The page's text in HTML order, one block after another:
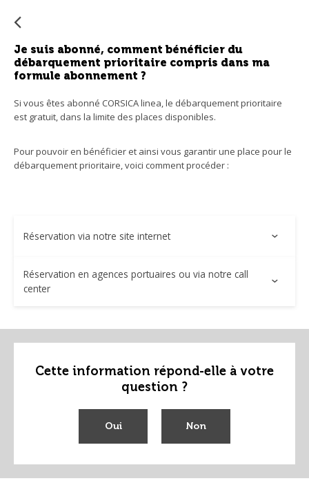
Je suis abonné, comment bénéficier du
débarquement prioritaire compris dans ma
formule abonnement ?
Si vous êtes abonné CORSICA linea, le débarquement prioritaire
est gratuit, dans la limite des places disponibles.
Pour pouvoir en bénéficier et ainsi vous garantir une place pour le
débarquement prioritaire, voici comment procéder :
Réservation via notre site internet
premières étapes de votre réservation.
débarquement prioritaire
Réservation en agences portuaires ou via notre call
center
CORSICA linea votre souhait de réserver une place pour
bénéficier du débarquement prioritaire.
La garantie du débarquement prioritaire est soumise à
Cette information répond-elle à votre
question ?
Oui Non